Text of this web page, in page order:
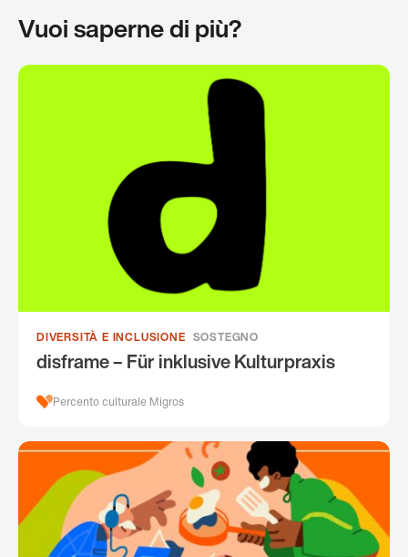
Vuoi saperne di più?
DIVERSITÀ E INCLUSIONE SOSTEGNO
disframe – Für inklusive Kulturpraxis
Percento culturale Migros